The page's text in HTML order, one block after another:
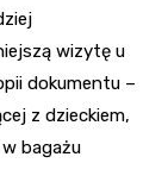
wizytę u
dokumentu –
z dzieckiem,
bagażu